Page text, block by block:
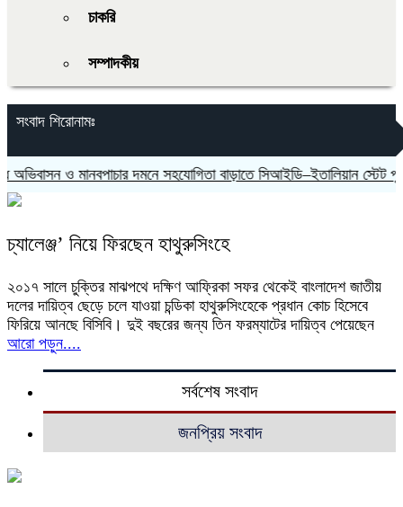
চাকরি
সম্পাদকীয়
সংবাদ শিরোনামঃ
ও মানবপাচার দমনে সহযোগিতা বাড়াতে সিআইডি–ইতালিয়ান স্টেট
চ্যালেঞ্জ’ নিয়ে ফিরছেন হাথুরুসিংহে
২০১৭ সালে চুক্তির মাঝপথে দক্ষিণ আফ্রিকা সফর থেকেই বাংলাদেশ জাতীয়
দলের দায়িত্ব ছেড়ে চলে যাওয়া চন্ডিকা হাথুরুসিংহেকে প্রধান কোচ হিসেবে
ফিরিয়ে আনছে বিসিবি। দুই বছরের জন্য তিন ফরম্যাটের দায়িত্ব পেয়েছেন
আরো পড়ুন....
সর্বশেষ সংবাদ
জনপ্রিয় সংবাদ